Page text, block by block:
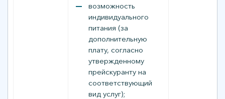
возможность
индивидуального
питания (за
дополнительную
плату, согласно
утвержденному
прейскуранту на
соответствующий
вид услуг);